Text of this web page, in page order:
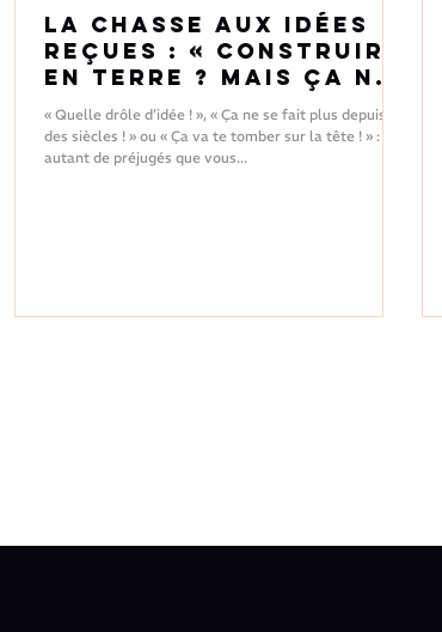
La chasse aux idées
reçues : « Construire
en terre ? Mais ça ne
tiendra jamais ! »
« Quelle drôle d’idée ! », « Ça ne se fait plus depuis
des siècles ! » ou « Ça va te tomber sur la tête ! » :
autant de préjugés que vous...